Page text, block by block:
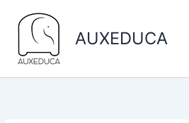
contenido
AUXEDUCA